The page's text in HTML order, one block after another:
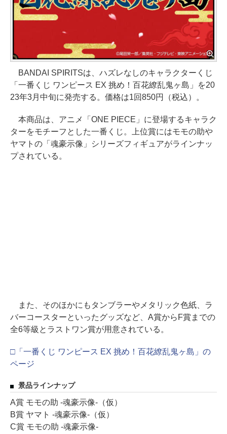
BANDAI SPIRITSは、ハズレなしのキャラクターくじ
「一番くじ ワンピース EX 挑め！百花繚乱鬼ヶ島」を20
23年3月中旬に発売する。価格は1回850円（税込）。
本商品は、アニメ「ONE PIECE」に登場するキャラク
ターをモチーフとした一番くじ。上位賞にはモモの助や
ヤマトの「魂豪示像」シリーズフィギュアがラインナッ
プされている。
また、そのほかにもタンブラーやメタリック色紙、ラ
バーコースターといったグッズなど、A賞からF賞までの
全6等級とラストワン賞が用意されている。
□「一番くじ ワンピース EX 挑め！百花繚乱鬼ヶ島」の
ページ
景品ラインナップ
A賞 モモの助 -魂豪示像-（仮）
B賞 ヤマト -魂豪示像-（仮）
C賞 モモの助 -魂豪示像-